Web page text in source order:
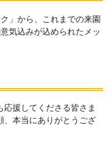
」から、これまでの来園
気込みが込められたメッ
援してくださる皆さま
、本当にありがとうござ